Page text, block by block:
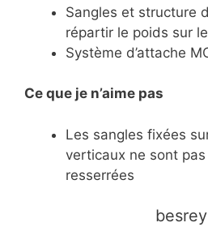
Sangles et structure
répartir le poids sur
Système d’attache
Ce que je n’aime pas
Les sangles fixées
verticaux ne sont
resserrées
​besrey